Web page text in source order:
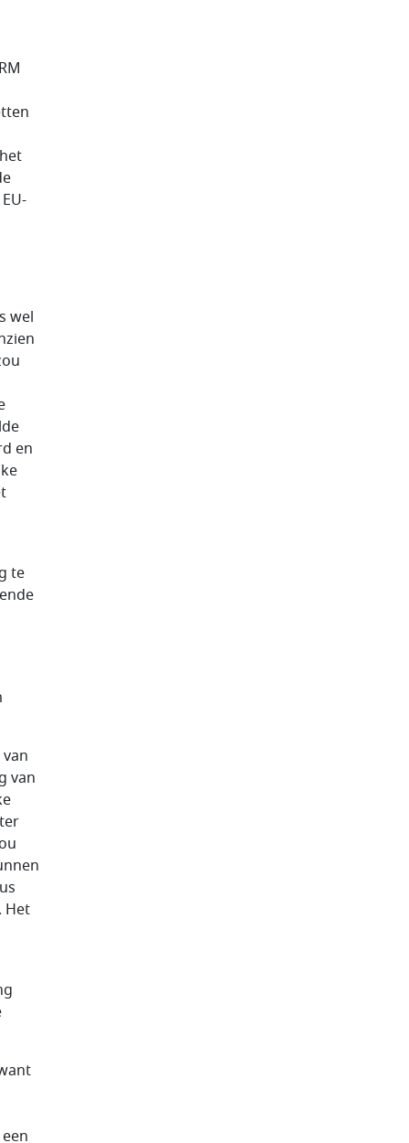
wel
en
te
van
Het